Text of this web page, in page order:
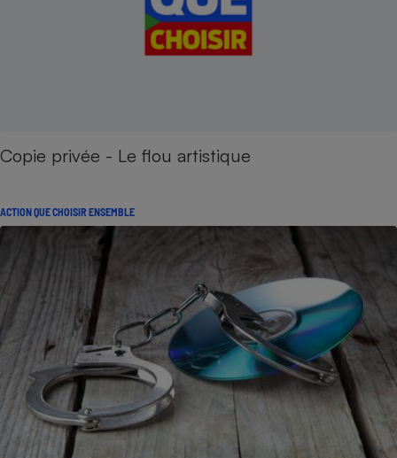
Copie privée - Le flou artistique
ACTION QUE CHOISIR ENSEMBLE